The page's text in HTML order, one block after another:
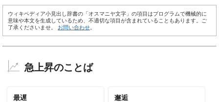
ウィキペディア小見出し辞書の「オスマニヤ文字」の項目はプログラムで機械的に
意味や本文を生成しているため、不適切な項目が含まれていることもあります。ご
了承くださいませ。 お問い合わせ
急上昇のことば
最遅 邂逅